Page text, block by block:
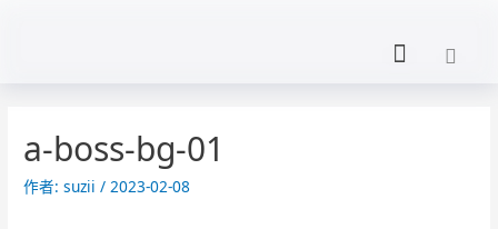
a-boss-bg-01
作者:suzii /2023-02-08